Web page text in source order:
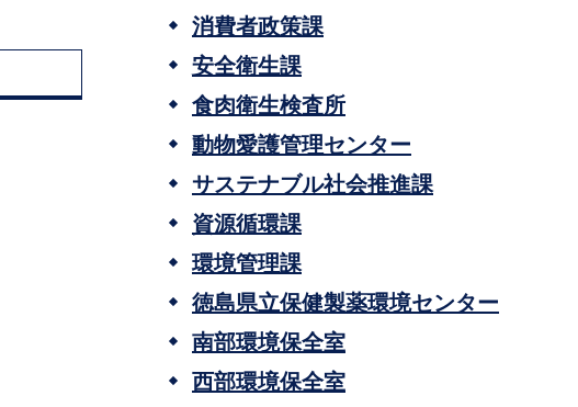
消費者政策課
安全衛生課
食肉衛生検査所
動物愛護管理センター
サステナブル社会推進課
資源循環課
環境管理課
徳島県立保健製薬環境センター
南部環境保全室
西部環境保全室